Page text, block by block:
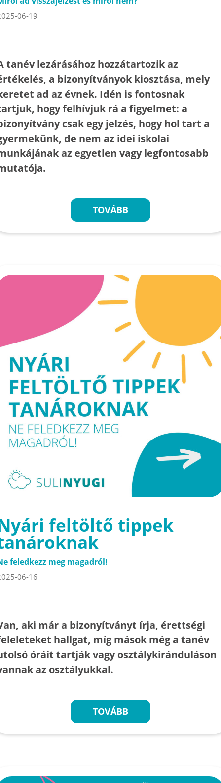
06-19
tanév lezárásához hozzátartozik az
a bizonyítványok kiosztása, mely
ad az évnek. Idén is fontosnak
hogy felhívjuk rá a figyelmet: a
csak egy jelzés, hogy hol tart a
de nem az idei iskolai
az egyetlen vagy legfontosabb
TOVÁBB
feltöltő tippek
feledkezz meg magadról!
06-16
aki már a bizonyítványt írja, érettségi
hallgat, míg mások még a tanév
óráit tartják vagy osztálykiránduláson
az osztályukkal.
TOVÁBB